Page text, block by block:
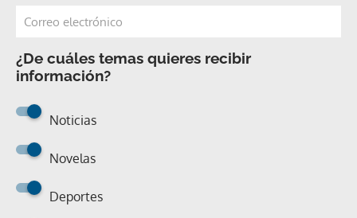
¿De cuáles temas quieres recibir
información?
Noticias
Novelas
Deportes